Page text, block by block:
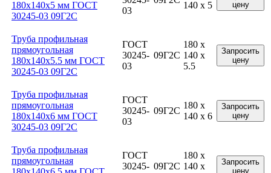
180x140x5 мм ГОСТ
30245-03 09Г2С
03
140 x 5
цену
Труба профильная
прямоугольная
180x140x5.5 мм ГОСТ
30245-03 09Г2С
ГОСТ
30245-
03
09Г2С
180 x
140 x
5.5
Запросить
цену
Труба профильная
прямоугольная
180x140x6 мм ГОСТ
30245-03 09Г2С
ГОСТ
30245-
03
09Г2С
180 x
140 x 6
Запросить
цену
Труба профильная
прямоугольная
ГОСТ
30245- 09Г2С
180 x
140 x
Запросить
цену